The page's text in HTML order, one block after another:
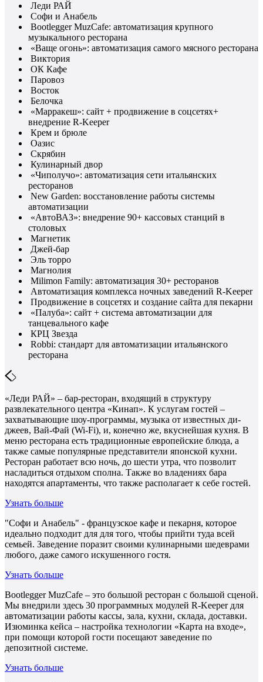
Леди РАЙ
Софи и Анабель
Bootlegger MuzCafe: автоматизация крупного
музыкального ресторана
«Ваще огонь»: автоматизация самого мясного ресторана
Виктория
ОК Кафе
Паровоз
Восток
Белочка
«Марракеш»: сайт + продвижение в соцсетях+
внедрение R-Keeper
Крем и брюле
Оазис
Скрябин
Кулинарный двор
«Чиполучо»: автоматизация сети итальянских
ресторанов
New Garden: восстановление работы системы
автоматизации
«АвтоВАЗ»: внедрение 90+ кассовых станций в
столовых
Магнетик
Джей-бар
Эль торро
Магнолия
Milimon Family: автоматизация 30+ ресторанов
Автоматизация комплекса ночных заведений R-Keeper
Продвижение в соцсетях и создание сайта для пекарни
«Палуба»: сайт + система автоматизации для
танцевального кафе
КРЦ Звезда
Robbi: стандарт для автоматизации итальянского
ресторана
«Леди РАЙ» – бар-ресторан, входящий в структуру
развлекательного центра «Кинап». К услугам гостей –
захватывающие шоу-программы, музыка от известных ди-
джеев, Вай-Фай (Wi-Fi), и, конечно же, вкуснейшая кухня. В
меню ресторана есть традиционные европейские блюда, а
также самые популярные представители японской кухни.
Ресторан работает всю ночь, до шести утра, что позволит
насладиться отдыхом сполна. Также во владениях бара
находятся апартаменты, что также располагает к себе гостей.
Узнать больше
"Софи и Анабель" - французское кафе и пекарня, которое
идеально подходит для для того, чтобы прийти туда всей
семьей. Заведение поразит своими кулинарными шедеврами
любого, даже самого искушенного гостя.
Узнать больше
Bootlegger MuzCafe – это большой ресторан с большой сценой.
Мы внедрили здесь 30 программных модулей R-Keeper для
автоматизации работы кассы, зала, кухни, склада, доставки.
Изюминка кейса – настройка технологии «Карта на входе»,
при помощи которой гости посещают заведение по
депозитной системе.
Узнать больше